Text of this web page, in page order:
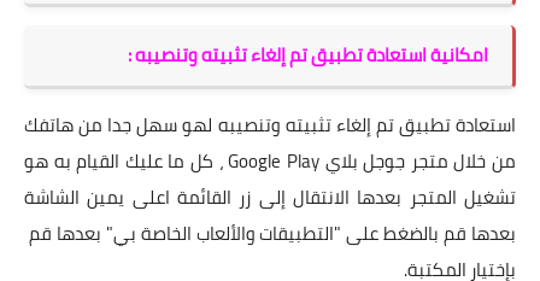
امكانية استعادة تطبيق تم إلغاء تثبيته وتنصيبه :
استعادة تطبيق تم إلغاء تثبيته وتنصيبه لهو سهل جدا من هاتفك
من خلال متجر جوجل بلاي Google Play ، كل ما عليك القيام به هو
تشغيل المتجر بعدها الانتقال إلى زر القائمة اعلى يمين الشاشة
بعدها قم بالضغط على "التطبيقات والألعاب الخاصة بي" بعدها قم
بإختيار المكتبة.